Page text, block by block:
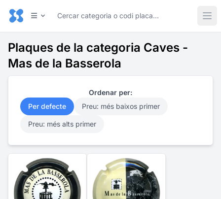
Plaques de la categoria Caves -
Mas de la Basserola
Ordenar per:
Per defecte
Preu: més baixos primer
Preu: més alts primer